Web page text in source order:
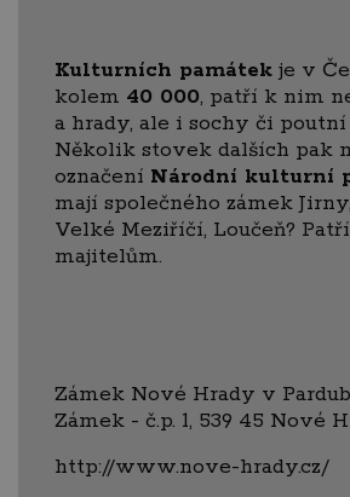
Kulturních památek je v
kolem 40 000, patří k nim
a hrady, ale i sochy či poutní
Několik stovek dalších pak
označení Národní kulturní
mají společného zámek
Velké Meziříčí, Loučeň?
majitelům.
Zámek Nové Hrady v
Zámek - č.p. 1, 539 45 Nové
http://www.nove-hrady.cz/